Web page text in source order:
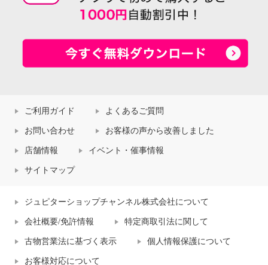
ご利用ガイド よくあるご質問
お問い合わせ お客様の声から改善しました
店舗情報 イベント・催事情報
サイトマップ
ジュピターショップチャンネル株式会社について
会社概要/免許情報 特定商取引法に関して
古物営業法に基づく表示 個人情報保護について
お客様対応について